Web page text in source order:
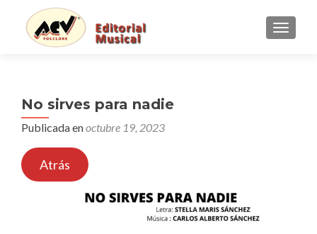
No sirves para nadie
Publicada enoctubre 19, 2023
Atrás